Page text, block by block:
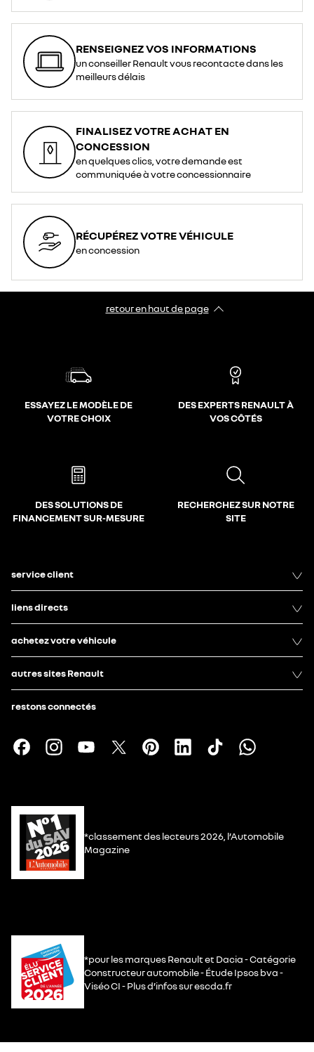
RENSEIGNEZ VOS INFORMATIONS
un conseiller Renault vous recontacte dans les
meilleurs délais
FINALISEZ VOTRE ACHAT EN
CONCESSION
en quelques clics, votre demande est
communiquée à votre concessionnaire
RÉCUPÉREZ VOTRE VÉHICULE
en concession
retour en haut de page​
ESSAYEZ LE MODÈLE DE
VOTRE CHOIX
DES EXPERTS RENAULT À
VOS CÔTÉS
DES SOLUTIONS DE
FINANCEMENT SUR-MESURE
RECHERCHEZ SUR NOTRE
SITE
service client
liens directs
achetez votre véhicule
autres sites Renault
restons connectés
*classement des lecteurs 2026, l’Automobile
Magazine
*pour les marques Renault et Dacia - Catégorie
Constructeur automobile - Étude Ipsos bva -
Viséo CI - Plus d’infos sur escda.fr